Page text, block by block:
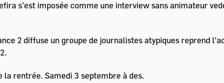
s'est imposée comme une interview sans animateur
2 diffuse un groupe de journalistes atypiques reprend
la rentrée. Samedi 3 septembre à des.